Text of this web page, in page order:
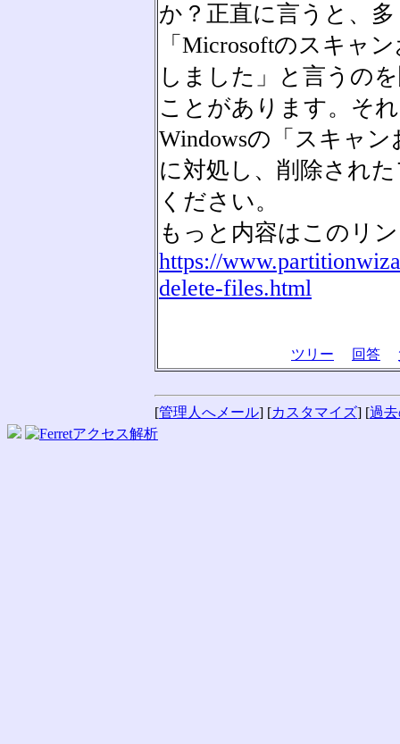
か？正直に言うと、
「Microsoftのスキャ
しました」と言うの
ことがあります。そ
Windowsの「スキャ
に対処し、削除され
ください。
もっと内容はこのリ
https://
delete-files.html
ツリー 回答
[管理人へメール] [カスタマイズ] [過